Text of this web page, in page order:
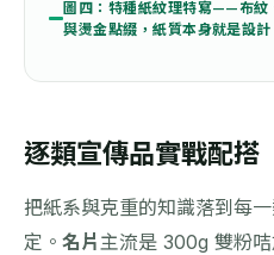
圖四：特種紙紋理特寫——布紋
與燙金點綴，紙質本身就是設計
逐類宣傳品實戰配搭
把紙系與克重的知識落到每
定。 名片 主流是 300g 雙粉